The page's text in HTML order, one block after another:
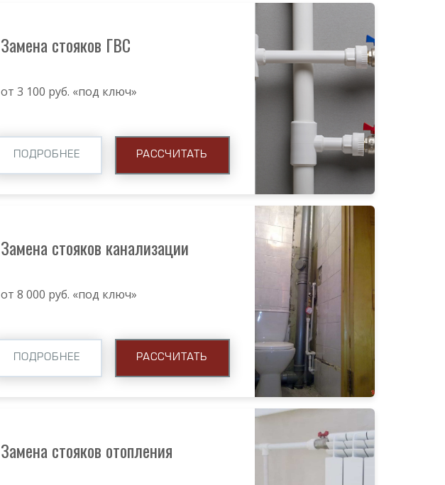
Замена стояков ГВС
от 3 100 руб. «под ключ»
ПОДРОБНЕЕ РАССЧИТАТЬ
Замена стояков канализации
от 8 000 руб. «под ключ»
ПОДРОБНЕЕ РАССЧИТАТЬ
Замена стояков отопления